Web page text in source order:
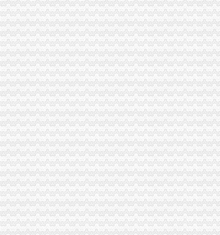
实际况中上海用虚拟地址注册公司会有什么麻烦？_百度知道
注册公司虚拟地址多少钱
埔注册公司虚拟地址_志趣网
虚拟地址注册公司有啥风险？虚拟地址注册公司优势_搜狐财经_搜狐网
虚拟地址注册公司合吗?_你创我帮_温州金点_新浪博客
北京虚拟地址可以注册公司吗,注册公司*办,虚拟地址注册公司-北京
虚拟地址注册公司有问题吗_搜狐财经_搜狐网
用虚拟地址注册公司海淀公司虚拟注册地址包年检-中国贸易网
用虚拟地址注册公司海淀公司虚拟注册地址包年检_志趣网
上海虚拟地址注册公司_搜了网
【注册公司虚拟地址上海虹口】价格_厂家_图片-Hc360慧聪网
厦门虚拟注册地址能为注册公司做什么-久久信息网
虚拟地址注册公司【企业吧】_百度贴吧
张江注册公司虚拟地址注册上海公司流程_搜狐财经_搜狐网
上海虚拟地址注册公司的优势分析-商务服务
关于虚拟地址注册公司 你所不知道的问题_北京代办注册公司-泓灼_
注册北京公司北京注册公司虚拟地址
注册公司虚拟地址到底可靠不可靠,会不会有人来查我？-商务服务
张江注册公司虚拟地址注册上海公司流程_搜狐财经_搜狐网
注册公司能否使用虚拟地址？
苏州工业园区虚拟地址注册公司需要哪些-商务服务-番禺社区网
公司注册地址,虚拟地址能注册吗
提供公司注册虚拟地址注册公司-爱喇叭网